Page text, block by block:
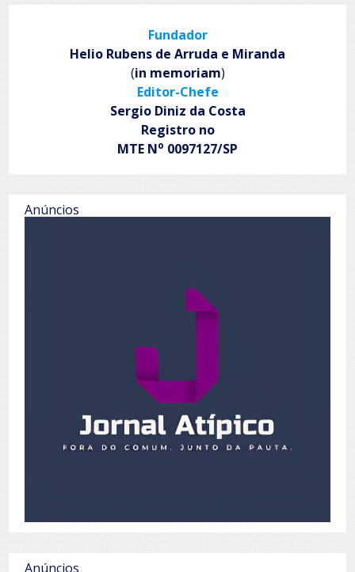
Fundador
Helio Rubens de Arruda e Miranda
(in memoriam)
Editor-Chefe
Sergio Diniz da Costa
Registro no
MTE No 0097127/SP
Anúncios
Anúncios